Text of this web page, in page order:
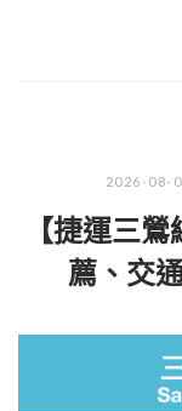
2026-08-
【捷運三
薦、交